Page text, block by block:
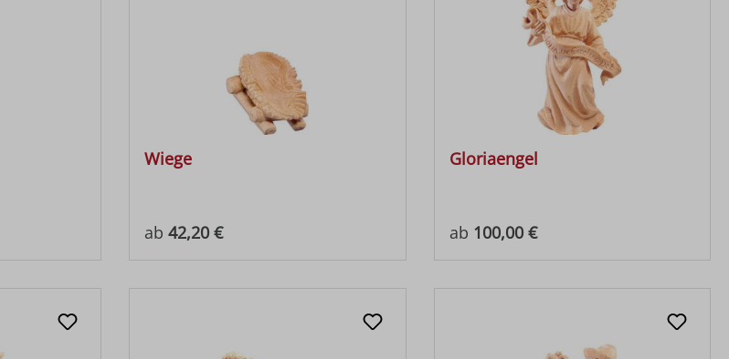
Wiege
Regulärer Preis:
ab 42,20 €
Gloriaengel
Regulärer Preis:
ab 100,00 €